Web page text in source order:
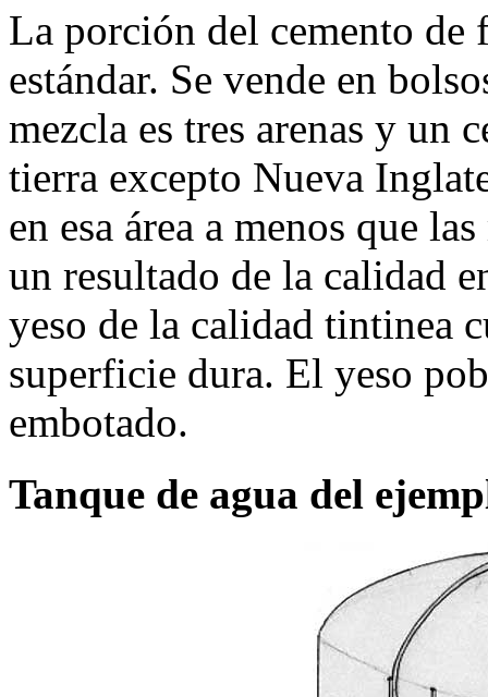
La porción del cemento de
estándar. Se vende en
mezcla es tres arenas y un
tierra excepto Nueva
en esa área a menos que
un resultado de la calidad
yeso de la calidad tintinea
superficie dura. El yeso
embotado.
Tanque de agua del